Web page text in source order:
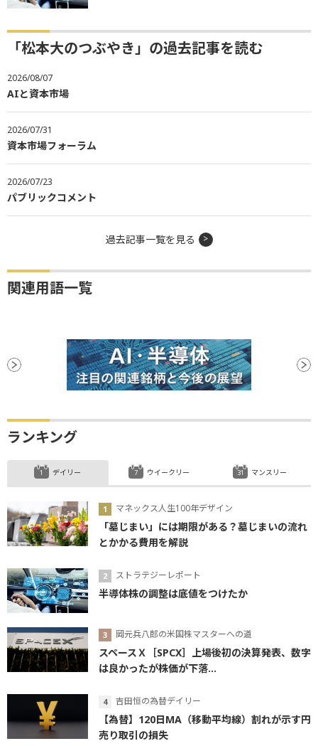
「松本大のつぶやき」の過去記事を読む
2026/08/07
AIと資本市場
2026/07/31
資本市場フォーラム
2026/07/23
パブリックコメント
過去記事一覧を見る
関連用語一覧
ランキング
デイリー
マネックス人生100年デザイン
「墓じまい」には期限がある？墓じまいの流れ
とかかる費用を解説
ストラテジーレポート
半導体株の調整は底値をつけたか
岡元兵八郎の米国株マスターへの道
スペースＸ［SPCX］上場後初の決算発表、数字
は良かったが株価が下落...
吉田恒の為替デイリー
【為替】120日MA（移動平均線）割れが示す円
売り取引の損失
ウイークリー マンスリー